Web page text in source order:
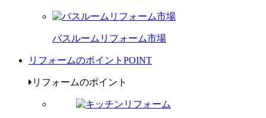
バスルームリフォーム市場
リフォームのポイント POINT
リフォームのポイント